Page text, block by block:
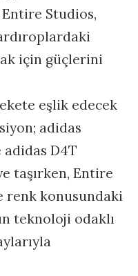
Studios,
için güçlerini
eşlik edecek
adidas
adidas D4T
taşırken, Entire
renk konusundaki
teknoloji odaklı